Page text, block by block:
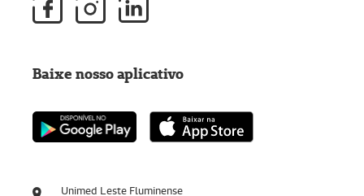
Unimed Leste Fluminense
Baixe nosso aplicativo